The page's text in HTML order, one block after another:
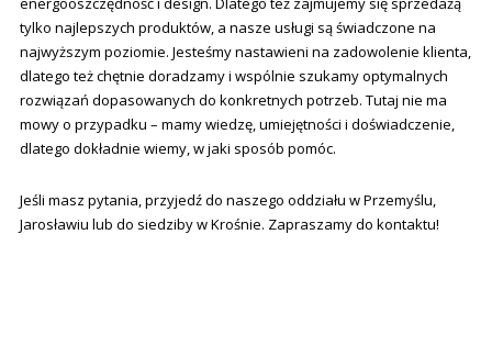
tylko najlepszych produktów, a nasze usługi są świadczone na
najwyższym poziomie. Jesteśmy nastawieni na zadowolenie klienta,
dlatego też chętnie doradzamy i wspólnie szukamy optymalnych
rozwiązań dopasowanych do konkretnych potrzeb. Tutaj nie ma
mowy o przypadku – mamy wiedzę, umiejętności i doświadczenie,
dlatego dokładnie wiemy, w jaki sposób pomóc.
Jeśli masz pytania, przyjedź do naszego oddziału w Przemyślu,
Jarosławiu lub do siedziby w Krośnie. Zapraszamy do kontaktu!